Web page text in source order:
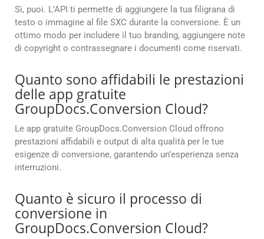
Sì, puoi. L’API ti permette di aggiungere la tua filigrana di
testo o immagine al file SXC durante la conversione. È un
ottimo modo per includere il tuo branding, aggiungere note
di copyright o contrassegnare i documenti come riservati.
Quanto sono affidabili le prestazioni
delle app gratuite
GroupDocs.Conversion Cloud?
Le app gratuite GroupDocs.Conversion Cloud offrono
prestazioni affidabili e output di alta qualità per le tue
esigenze di conversione, garantendo un’esperienza senza
interruzioni.
Quanto è sicuro il processo di
conversione in
GroupDocs.Conversion Cloud?